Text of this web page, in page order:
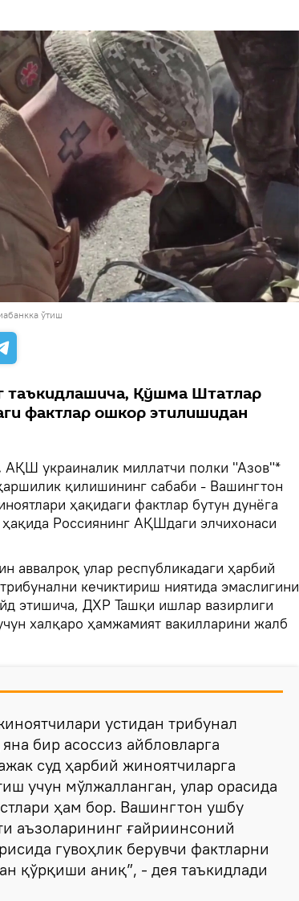
ўтиш
таъкидлашича, Қўшма Штатлар
фактлар ошкор этилишидан
АҚШ украиналик миллатчи полки "Азов"*
қилишининг сабаби - Вашингтон
ҳақидаги фактлар бутун дунёга
Россиянинг АҚШдаги элчихонаси
аввалроқ улар республикадаги ҳарбий
кечиктириш ниятида эмаслигини
этишича, ДХР Ташқи ишлар вазирлиги
халқаро ҳамжамият вакилларини жалб
устидан трибунал
бир асоссиз айбловларга
суд ҳарбий жиноятчиларга
учун мўлжалланган, улар орасида
ҳам бор. Вашингтон ушбу
аъзоларининг ғайриинсоний
гувоҳлик берувчи фактларни
қўрқиши аниқ”, - дея таъкидлади